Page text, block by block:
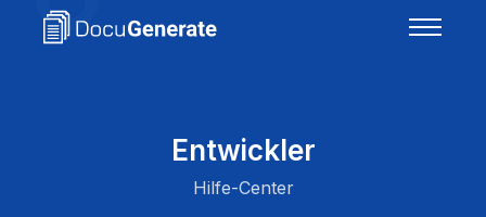
Entwickler
Hilfe-Center